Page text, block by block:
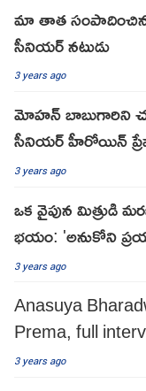
మా తాత సంపాదించిన
సీనియర్ నటుడు
3 years ago
మోహన్ బాబుగారిని
సీనియర్ హీరోయిన్
3 years ago
ఒక వైపున మిత్రుడి
భయం: 'అనుకోని
3 years ago
Anasuya
Prema, full
3 years ago